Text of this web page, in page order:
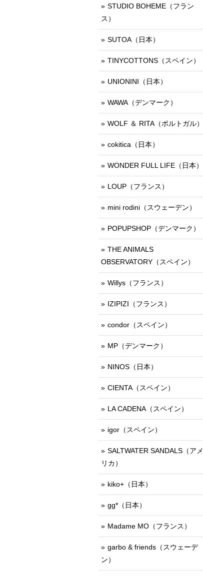
STUDIO BOHEME（フラン
ス）
SUTOA（日本）
TINYCOTTONS（スペイン）
UNIONINI（日本）
WAWA（デンマーク）
WOLF ＆ RITA（ポルトガル）
cokitica（日本）
WONDER FULL LIFE（日本）
LOUP（フランス）
mini rodini（スウェーデン）
POPUPSHOP（デンマーク）
THE ANIMALS
OBSERVATORY（スペイン）
Willys（フランス）
IZIPIZI（フランス）
condor（スペイン）
MP（デンマーク）
NINOS（日本）
CIENTA（スペイン）
LA CADENA（スペイン）
igor（スペイン）
SALTWATER SANDALS（アメ
リカ）
kiko+（日本）
gg*（日本）
Madame MO（フランス）
garbo & friends（スウェーデ
ン）